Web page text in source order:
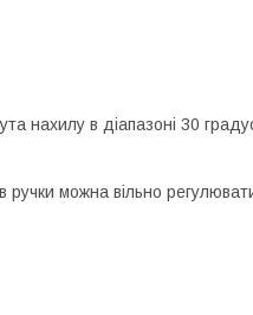
нахилу в діапазоні 30
ручки можна вільно